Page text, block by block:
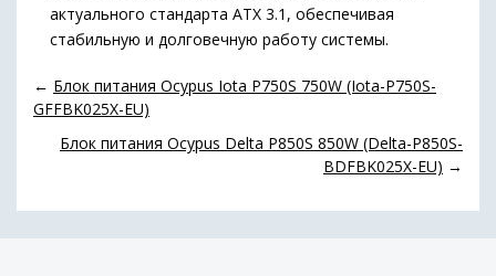
актуального стандарта ATX 3.1, обеспечивая
стабильную и долговечную работу системы.
← Блок питания Ocypus Iota P750S 750W (Iota-P750S-
GFFBK025X-EU)
Блок питания Ocypus Delta P850S 850W (Delta-P850S-
BDFBK025X-EU) →